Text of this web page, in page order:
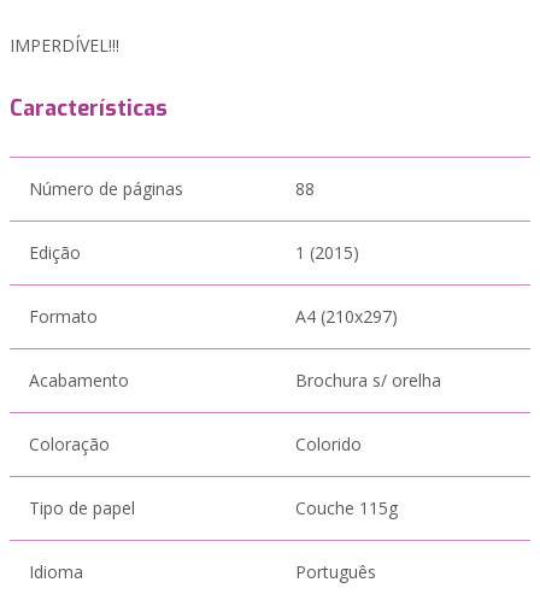
IMPERDÍVEL!!!
Características
Número de páginas 88
Edição 1 (2015)
Formato A4 (210x297)
Acabamento Brochura s/ orelha
Coloração Colorido
Tipo de papel Couche 115g
Idioma Português